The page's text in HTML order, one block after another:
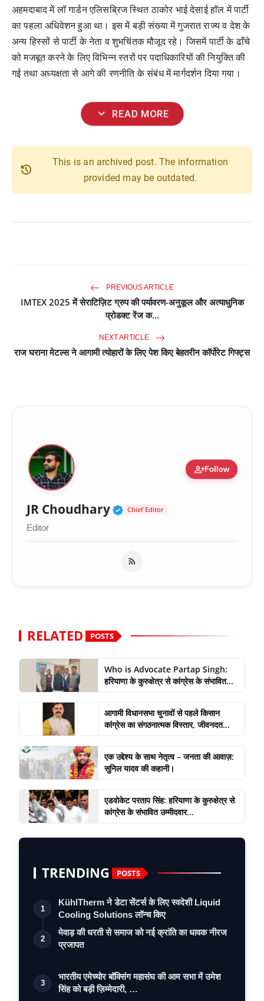
अहमदाबाद में लॉ गार्डन एलिसब्रिज स्थित ठाकोर भाई देसाई हॉल में पार्टी
का पहला अधिवेशन हुआ था। इस में बड़ी संख्या में गुजरात राज्य व देश के
अन्य हिस्सों से पार्टी के नेता व शुभचिंतक मौजूद रहे। जिसमें पार्टी के ढाँचे
को मजबूत करने के लिए विभिन्न स्तरों पर पदाधिकारियों की नियुक्ति की
गई तथा अध्यक्षता से आगे की रणनीति के संबंध में मार्गदर्शन दिया गया।
expand_more READ MORE
history
This is an archived post. The information
provided may be outdated.
PREVIOUS ARTICLE
IMTEX 2025 में सेराटिज़िट ग्रुप की पर्यावरण-अनुकूल और अत्याधुनिक
प्रोडक्ट रेंज क...
NEXT ARTICLE
राज घराना मेटल्स ने आगामी त्योहारों के लिए पेश किए बेहतरीन कॉर्पोरेट गिफ्ट्स
person_addFollow
JR Choudhary Verified Public Figure
Chief Editor
Editor
RELATED POSTS
Who is Advocate Partap Singh:
हरियाणा के कुरुक्षेत्र से कांग्रेस के संभावित...
आगामी विधानसभा चुनावों से पहले किसान
कांग्रेस का संगठनात्मक विस्तार, जीवनदत...
एक उद्देश्य के साथ नेतृत्व – जनता की आवाज़:
सुनिल यादव की कहानी।
एडवोकेट परताप सिंह: हरियाणा के कुरुक्षेत्र से
कांग्रेस के संभावित उम्मीदवार...
TRENDING POSTS
1
KühlTherm ने डेटा सेंटर्स के लिए स्वदेशी Liquid
Cooling Solutions लॉन्च किए
2
मेवाड़ की धरती से समाज को नई क्रांति का धावक नीरज
प्रजापत
3
भारतीय एमेच्योर बॉक्सिंग महासंघ की आम सभा में उमेश
सिंह को बड़ी ज़िम्मेदारी, …